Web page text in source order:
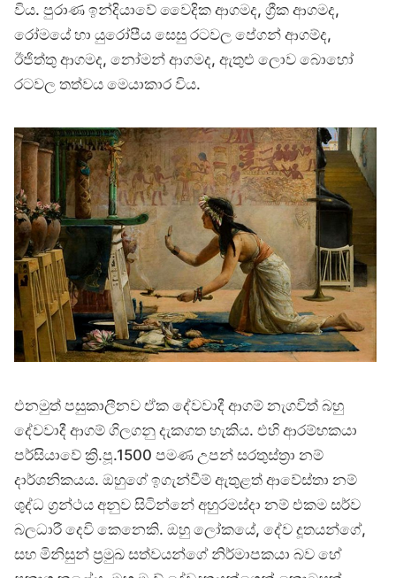
විය. පුරාණ ඉන්දියාවේ වෛදික ආගමද, ග්‍රීක ආගමද,
රෝමයේ හා යුරෝපීය සෙසු රටවල පේගන් ආගම්ද,
ඊජිත්තු ආගමද, නෝමන් ආගමද, ඇතුළු ලොව බොහෝ
රටවල තත්වය මෙයාකාර විය.
එනමුත් පසුකාලීනව ඒක දේවවාදී ආගම් නැගවිත් බහු
දේවවාදී ආගම් ගිලගනු දැකගත හැකිය. එහි ආරම්භකයා
පර්සියාවේ ක්‍රි.පූ.1500 පමණ උපන් සරතුස්ත්‍රා නම්
දාර්ශනිකයය. ඔහුගේ ඉගැන්වීම් ඇතුළත් ආවේස්තා නම්
ශුද්ධ ග්‍රන්ථය අනුව සිටින්නේ අහුරමස්දා නම් එකම සර්ව
බලධාරී දෙවි කෙනෙකි. ඔහු ලෝකයේ, දේව දූතයන්ගේ,
සහ මිනිසුන් ප්‍රමුඛ සත්වයන්ගේ නිර්මාපකයා බව හේ